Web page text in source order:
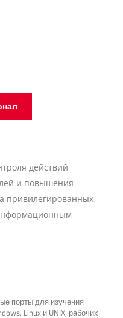
действий
и повышения
привилегированных
порты для изучения
Linux и UNIX, рабочих